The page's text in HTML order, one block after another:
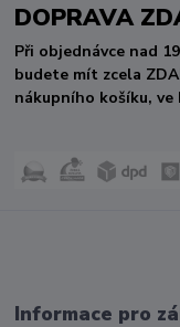
DOPRAVA
Při objednávce nad
budete mít zcela
nákupního košíku,
Informace pro